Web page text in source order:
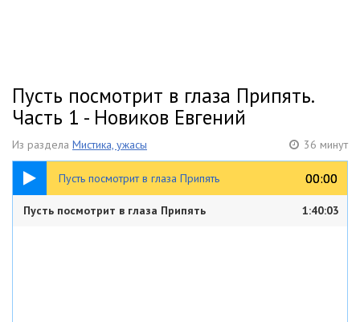
Пусть посмотрит в глаза Припять.
Часть 1 - Новиков Евгений
Из раздела Мистика, ужасы 36 минут
Пусть посмотрит в глаза Припять 00:00
00:00
1:40:03
Пусть посмотрит в глаза Припять 1:40:03